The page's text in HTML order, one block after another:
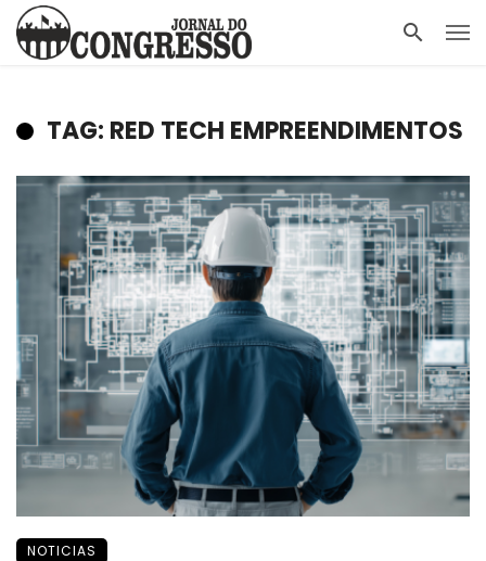
TAG: RED TECH EMPREENDIMENTOS
NOTICIAS